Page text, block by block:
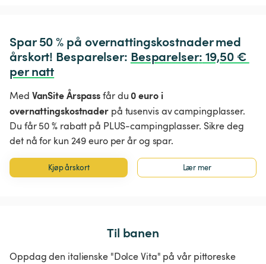
Spar 50 % på overnattingskostnader med
årskort! Besparelser: Besparelser: 19,50 €
per natt
Med VanSite Årspassfår du0 euro i
overnattingskostnaderpå tusenvis av campingplasser.
Du får 50 % rabatt på PLUS-campingplasser. Sikre deg
det nå for kun 249 euro per år og spar.
Kjøp årskort Lær mer
Til banen
Oppdag den italienske "Dolce Vita" på vår pittoreske